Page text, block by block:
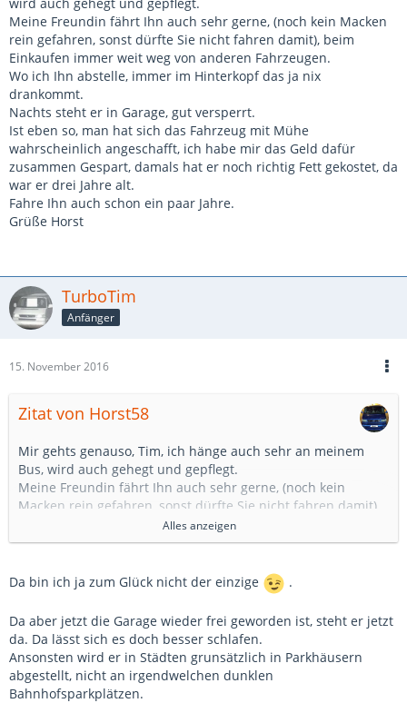
Meine Freundin fährt Ihn auch sehr gerne, (noch kein Macken
rein gefahren, sonst dürfte Sie nicht fahren damit), beim
Einkaufen immer weit weg von anderen Fahrzeugen.
Wo ich Ihn abstelle, immer im Hinterkopf das ja nix
drankommt.
Nachts steht er in Garage, gut versperrt.
Ist eben so, man hat sich das Fahrzeug mit Mühe
wahrscheinlich angeschafft, ich habe mir das Geld dafür
zusammen Gespart, damals hat er noch richtig Fett gekostet, da
war er drei Jahre alt.
Fahre Ihn auch schon ein paar Jahre.
Grüße Horst
TurboTim
Anfänger
15. November 2016
Zitat von Horst58
Mir gehts genauso, Tim, ich hänge auch sehr an meinem
Bus, wird auch gehegt und gepflegt.
Meine Freundin fährt Ihn auch sehr gerne, (noch kein
Macken rein gefahren, sonst dürfte Sie nicht fahren damit),
beim Einkaufen immer weit weg von anderen Fahrzeugen.
Wo ich Ihn abstelle, immer im Hinterkopf das ja nix
Nachts steht er in Garage, gut versperrt.
Ist eben so, man hat sich das Fahrzeug mit Mühe
wahrscheinlich angeschafft, ich habe mir das Geld dafür
zusammen Gespart, damals hat er noch richtig Fett gekostet,
da war er drei Jahre alt.
Fahre Ihn auch schon ein paar Jahre.
Grüße Horst
Alles anzeigen
Da bin ich ja zum Glück nicht der einzige .
Da aber jetzt die Garage wieder frei geworden ist, steht er jetzt
da. Da lässt sich es doch besser schlafen.
Ansonsten wird er in Städten grunsätzlich in Parkhäusern
abgestellt, nicht an irgendwelchen dunklen
Bahnhofsparkplätzen.